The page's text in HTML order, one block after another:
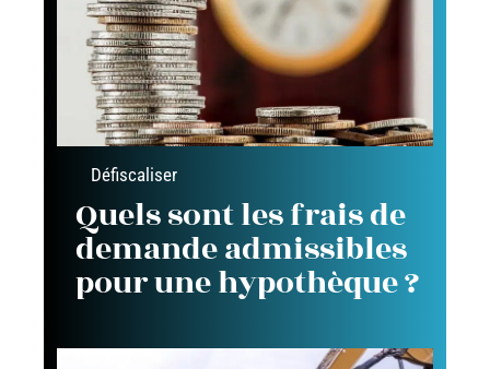
Défiscaliser
Quels sont les frais de
demande admissibles
pour une hypothèque ?